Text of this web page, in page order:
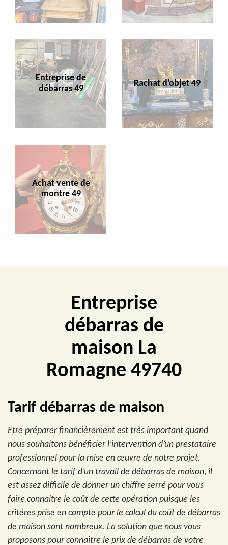
Entreprise de
débarras 49
Rachat d'objet 49
Achat vente de
montre 49
Entreprise
débarras de
maison La
Romagne 49740
Tarif débarras de maison
Etre préparer financièrement est très important quand
nous souhaitons bénéficier l’intervention d’un prestataire
professionnel pour la mise en œuvre de notre projet.
Concernant le tarif d’un travail de débarras de maison, il
est assez difficile de donner un chiffre serré pour vous
faire connaitre le coût de cette opération puisque les
critères prise en compte pour le calcul du coût de débarras
de maison sont nombreux. La solution que nous vous
proposons pour connaitre le prix de débarras de votre